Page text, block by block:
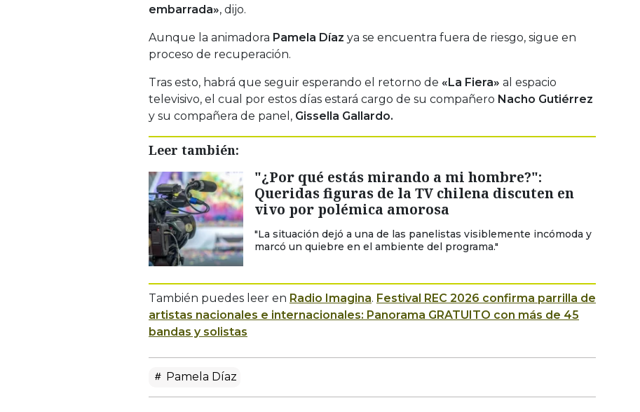
embarrada», dijo.
Aunque la animadora Pamela Díaz ya se encuentra fuera de riesgo, sigue en
proceso de recuperación.
Tras esto, habrá que seguir esperando el retorno de «La Fiera» al espacio
televisivo, el cual por estos días estará cargo de su compañero Nacho Gutiérrez
y su compañera de panel, Gissella Gallardo.
Leer también:
"¿Por qué estás mirando a mi hombre?":
Queridas figuras de la TV chilena discuten en
vivo por polémica amorosa
"La situación dejó a una de las panelistas visiblemente incómoda y
marcó un quiebre en el ambiente del programa."
También puedes leer en Radio Imagina. Festival REC 2026 confirma parrilla de
artistas nacionales e internacionales: Panorama GRATUITO con más de 45
bandas y solistas
Pamela Díaz